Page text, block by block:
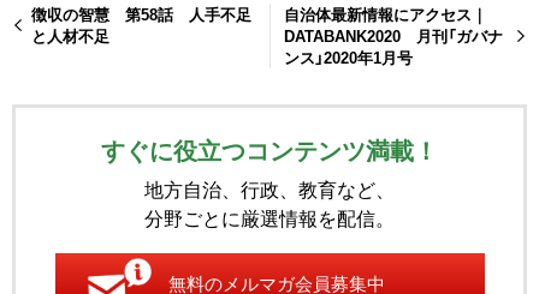
徴収の智慧 第58話 人手不足
と人材不足
自治体最新情報にアクセス｜
DATABANK2020 月刊「ガバナ
ンス」2020年1月号
すぐに役立つコンテンツ満載！
地方自治、行政、教育など、
分野ごとに厳選情報を配信。
無料のメルマガ会員募集中